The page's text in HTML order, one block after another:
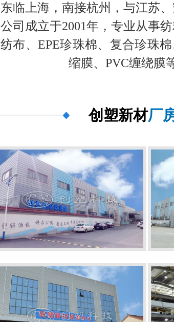
东临上海，南接杭州，与江苏
公司成立于2001年，专业从事
纺布、EPE珍珠棉、复合珍珠
缩膜、PVC缠绕膜
创塑新材厂